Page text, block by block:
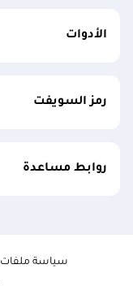
الأدوات
رمز السويفت
روابط مساعدة
سياسة ملفات